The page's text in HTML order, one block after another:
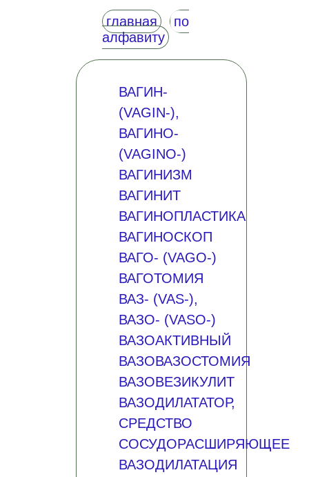
главная
по
алфавиту
ВАГИН-
(VAGIN-),
ВАГИНО-
(VAGINO-)
ВАГИНИЗМ
ВАГИНИТ
ВАГИНОПЛАСТИКА
ВАГИНОСКОП
ВАГО- (VAGO-)
ВАГОТОМИЯ
ВАЗ- (VAS-),
ВАЗО- (VASO-)
ВАЗОАКТИВНЫЙ
ВАЗОВАЗОСТОМИЯ
ВАЗОВЕЗИКУЛИТ
ВАЗОДИЛАТАТОР,
СРЕДСТВО
СОСУДОРАСШИРЯЮЩЕЕ
ВАЗОДИЛАТАЦИЯ